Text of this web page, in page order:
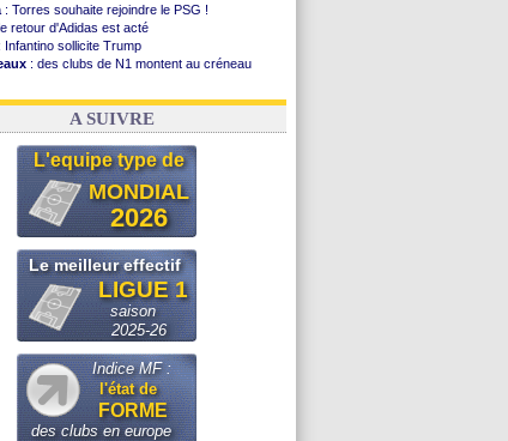
: Torres souhaite rejoindre le PSG !
retour d'Adidas est acté
: Infantino sollicite Trump
: des clubs de N1 montent au créneau
le démenti de Leipzig pour Diomandé
A SUIVRE
L'equipe type de
MONDIAL
2026
Le meilleur effectif
LIGUE 1
saison
2025-26
Indice MF :
l'état de
FORME
des clubs en europe